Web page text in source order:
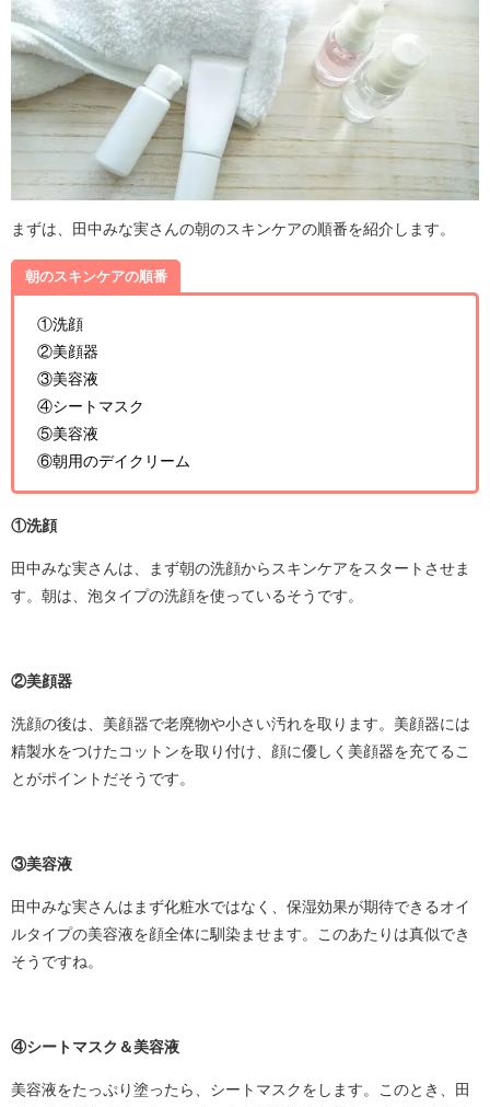
まずは、田中みな実さんの朝のスキンケアの順番を紹介します。
朝のスキンケアの順番
①洗顔
②美顔器
③美容液
④シートマスク
⑤美容液
⑥朝用のデイクリーム
①洗顔
田中みな実さんは、まず朝の洗顔からスキンケアをスタートさせま
す。朝は、泡タイプの洗顔を使っているそうです。
②美顔器
洗顔の後は、美顔器で老廃物や小さい汚れを取ります。美顔器には
精製水をつけたコットンを取り付け、顔に優しく美顔器を充てるこ
とがポイントだそうです。
③美容液
田中みな実さんはまず化粧水ではなく、保湿効果が期待できるオイ
ルタイプの美容液を顔全体に馴染ませます。このあたりは真似でき
そうですね。
④シートマスク＆美容液
美容液をたっぷり塗ったら、シートマスクをします。このとき、田